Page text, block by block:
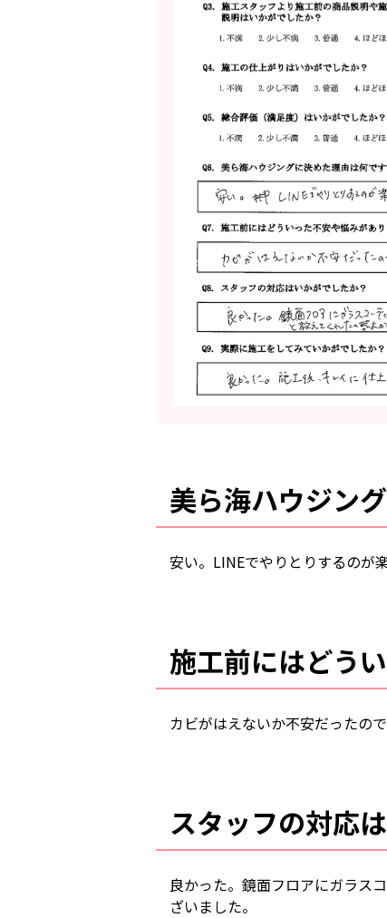
美ら海ハウジン
安い。LINEでやりとりするのが
施工前にはどう
カビがはえないか不安だったの
スタッフの対応
良かった。鏡面フロアにガラス
ざいました。